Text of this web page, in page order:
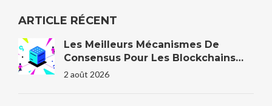
ARTICLE RÉCENT
Les Meilleurs Mécanismes De
Consensus Pour Les Blockchains
D'entreprise En 2026
2 août 2026